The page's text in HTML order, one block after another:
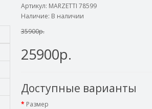
Артикул: MARZETTI 78599
Наличие: В наличии
35900р.
25900р.
Доступные варианты
Размер